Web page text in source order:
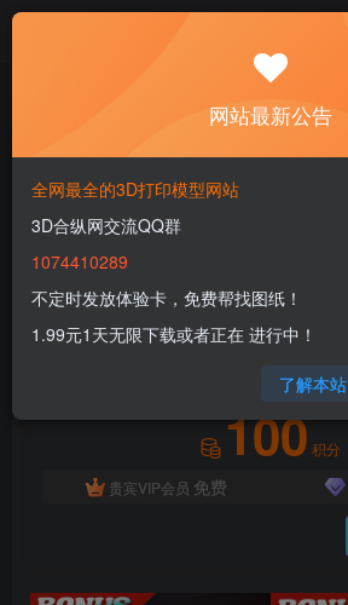
符文寄居蟹 Bonus_Flexi
Hermit Crab pair
3dhezong
1年前更新
100积分
贵宾VIP会员 免费
付费资源
网站最新公告
全网最全的3D打印模型网站
3D合纵网交流QQ群
1074410289
不定时发放体验卡，免费帮找图纸！
1.99元1天无限下载或者正在 进行中！
了解本站